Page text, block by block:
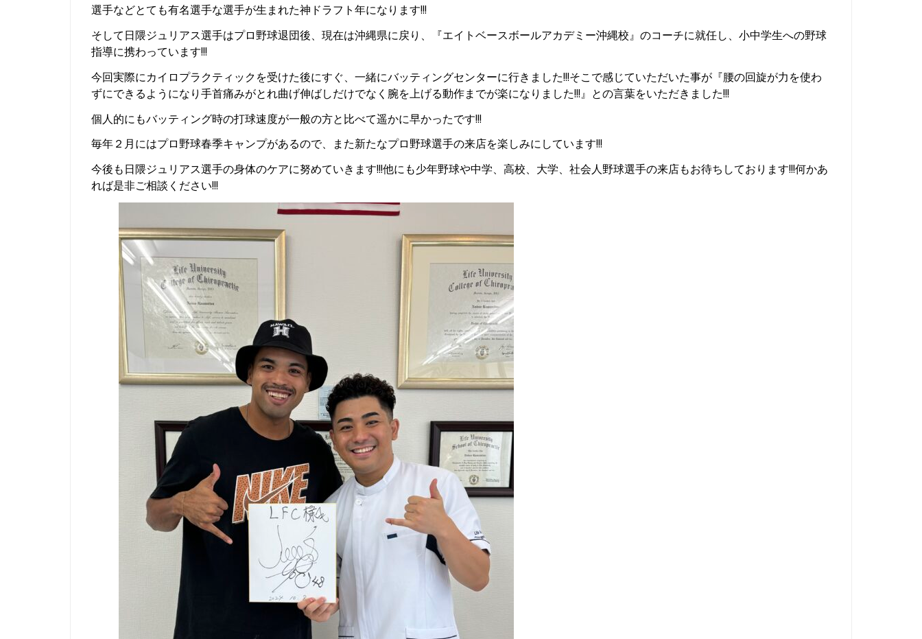
選手などとても有名選手な選手が生まれた神ドラフト年になります!!!
そして日隈ジュリアス選手はプロ野球退団後、現在は沖縄県に戻り、『エイトベースボールアカデミー沖縄校』のコーチに就任し、小中学生への野球
指導に携わっています!!!
今回実際にカイロプラクティックを受けた後にすぐ、一緒にバッティングセンターに行きました!!!そこで感じていただいた事が『腰の回旋が力を使わ
ずにできるようになり手首痛みがとれ曲げ伸ばしだけでなく腕を上げる動作までが楽になりました!!!』との言葉をいただきました!!!
個人的にもバッティング時の打球速度が一般の方と比べて遥かに早かったです!!!
毎年２月にはプロ野球春季キャンプがあるので、また新たなプロ野球選手の来店を楽しみにしています!!!
今後も日隈ジュリアス選手の身体のケアに努めていきます!!!他にも少年野球や中学、高校、大学、社会人野球選手の来店もお待ちしております!!!何かあ
れば是非ご相談ください!!!